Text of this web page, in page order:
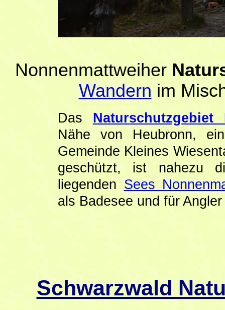
Nonnenmattweiher
Wandern im
Das Naturschutzgebiet
Nähe von Heubronn,
Gemeinde Kleines
geschützt, ist nahezu
liegenden Sees
als Badesee und für
Schwarzwald